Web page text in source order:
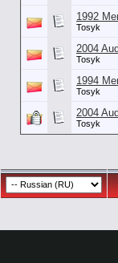
1992
Tosyk
2004
Tosyk
1994
Tosyk
2004
Tosyk